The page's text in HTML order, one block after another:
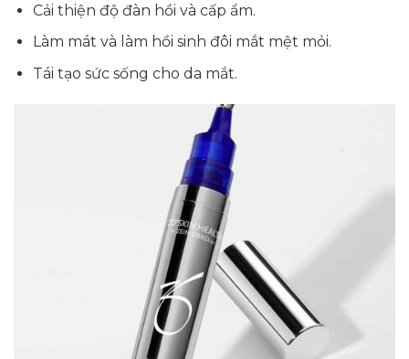
Cải thiện độ đàn hồi và cấp ẩm.
Làm mát và làm hồi sinh đôi mắt mệt mỏi.
Tái tạo sức sống cho da mắt.